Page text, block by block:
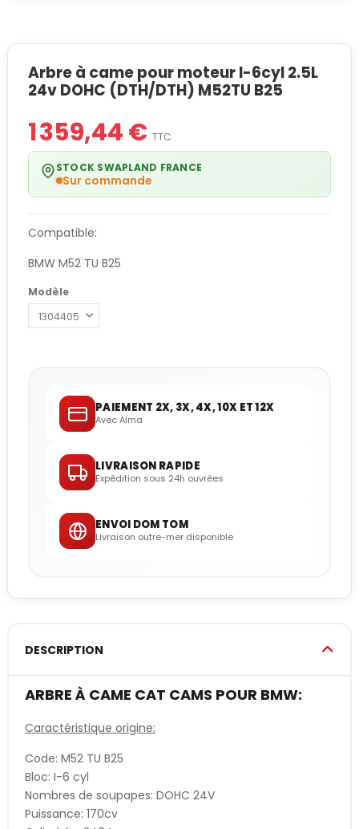
Arbre à came pour moteur I-6cyl 2.5L
24v DOHC (DTH/DTH) M52TU B25
1 359,44 € TTC
STOCK SWAPLAND FRANCE
Sur commande
Compatible:
BMW M52 TU B25
Modèle
PAIEMENT 2X, 3X, 4X, 10X ET 12X
Avec Alma
LIVRAISON RAPIDE
Expédition sous 24h ouvrées
ENVOI DOM TOM
Livraison outre-mer disponible
DESCRIPTION
ARBRE À CAME CAT CAMS POUR BMW:
Caractéristique origine:
Code: M52 TU B25
Bloc: I-6 cyl
Nombres de soupapes: DOHC 24V
Puissance: 170cv